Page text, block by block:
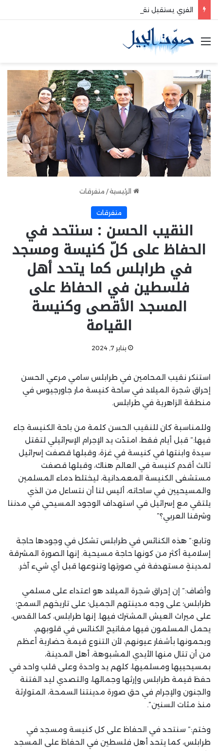
الفري يستقبل نقيب موظفي قاديشا
القائمة
الرئيسية / متفرقات
متفرقات
النقيب الحسن : سنتحد في
الحفاظ على كلّ كنيسة ومسجد
في طرابلس كما يتحد أهل
فلسطين في الحفاظ على
المسجد الأقصى وكنيسة
القيامة
يناير 7, 2024
استنكر نقيب المحامين في طرابلس سامي مرعي الحسن
إحراق شجرة الميلاد في ساحة كنيسة مار جاورجيوس في
منطقة الزاهرية في طرابلس.
وللمناسبة كان للنقيب الحسن كلمة من باحة الكنيسة جاء
فيها:” قبل أيام فقط، امتدّت يد الإجرام الإسرائيلي لتقتل
سيدة وابنتها في كنيسة في غزة، وقبلها قصفت إسرائيل
ثالث أقدم كنيسة في العالم هناك، وقبلها قصفت
مستشفى الكنيسة المعمدانية، ليختلط دماء المسلمين
والمسيحيين في ساحاته، أليس لنا أن نتساءل من الذي
يلتقي مع إسرائيل في استهداف الوجود المسيحي في مدننا
وشرقنا العربي؟”
وتابع:” هذه الكنائس في طرابلس تشكل في وجودها حاجة
إسلامية أكثر من كونها حاجة مسيحية. إنها الصورة المشرقة
لمدينةٍ مستهدفة في صورتها وتنوعها قبل أي شيء آخر.
وأضاف:” إن إحراق شجرة الميلاد هو اعتداء على مسلمي
طرابلس؛ على وجه مدينتهم الجميل؛ على تاريخهم السمح؛
على ميراث العيش المشترك فيها. إنها طرابلس، كما القدس،
يحمل المسلمون فيها مفاتيح الكنائس في قلوبهم،
ويحمونها بأشفار عيونهم، لأن التنوع قيمة حضارية أعظم
من أن تتال منها الأيدي المشبوهة، أهل المدينة،
بمسيحييها ومسلميها، كلهم يد واحدة وعلى قلب واحد في
حفظ قيمة طرابلس وإرثها وجمالها، والتصدي ليد الفتنة
والجنون والإجرام في حق صورة مدينتنا السمحة، المتوارثة
منذ مئات السنين”.
وختم:” سنتحد في الحفاظ على كل كنيسة ومسجد في
طرابلس، كما يتحد أهل فلسطين في الحفاظ على المسجد